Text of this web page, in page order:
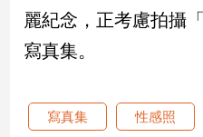
觀
點
麗紀念，正考慮拍攝
寫真集。
寫真集 性感照